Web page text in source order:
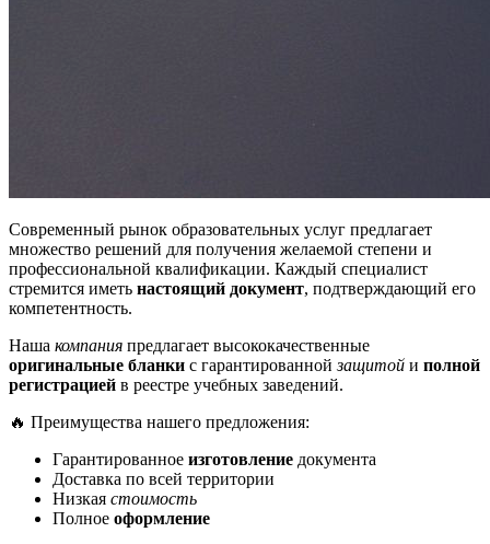
Современный рынок образовательных услуг предлагает
множество решений для получения желаемой степени и
профессиональной квалификации. Каждый специалист
стремится иметь настоящий документ, подтверждающий его
компетентность.
Наша компания предлагает высококачественные
оригинальные бланки с гарантированнойзащитой и полной
регистрацией в реестре учебных заведений.
🔥 Преимущества нашего предложения:
Гарантированное изготовление документа
Доставка по всей территории
Низкая стоимость
Полное оформление